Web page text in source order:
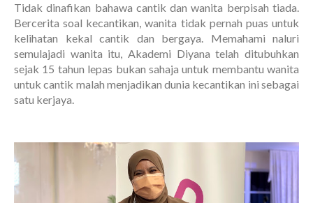
Tidak dinafikan bahawa cantik dan wanita berpisah tiada.
Bercerita soal kecantikan, wanita tidak pernah puas untuk
kelihatan kekal cantik dan bergaya. Memahami naluri
semulajadi wanita itu, Akademi Diyana telah ditubuhkan
sejak 15 tahun lepas bukan sahaja untuk membantu wanita
untuk cantik malah menjadikan dunia kecantikan ini sebagai
satu kerjaya.